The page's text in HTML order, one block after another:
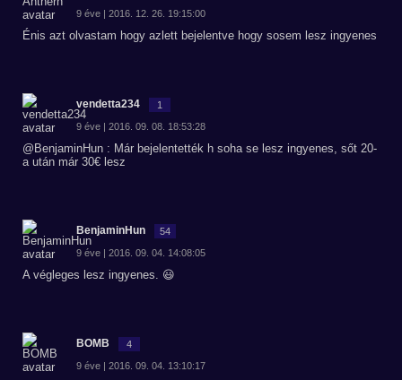
9 éve | 2016. 12. 26. 19:15:00
Énis azt olvastam hogy azlett bejelentve hogy sosem lesz ingyenes
vendetta234 1
9 éve | 2016. 09. 08. 18:53:28
@BenjaminHun : Már bejelentették h soha se lesz ingyenes, sőt 20-
a után már 30€ lesz
BenjaminHun 54
9 éve | 2016. 09. 04. 14:08:05
A végleges lesz ingyenes. 😃
BOMB 4
9 éve | 2016. 09. 04. 13:10:17